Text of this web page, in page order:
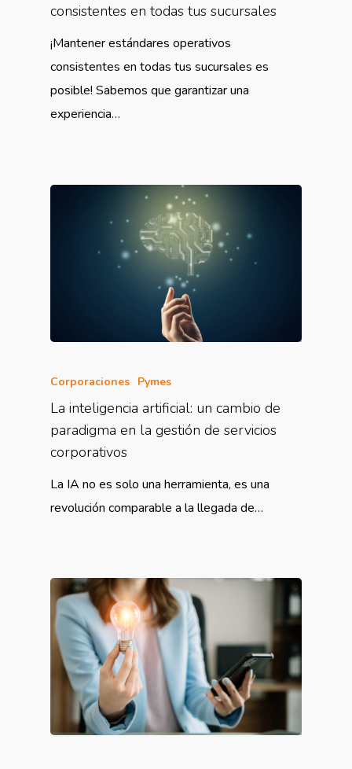
consistentes en todas tus sucursales
¡Mantener estándares operativos
consistentes en todas tus sucursales es
posible! Sabemos que garantizar una
experiencia…
Corporaciones Pymes
La inteligencia artificial: un cambio de
paradigma en la gestión de servicios
corporativos
La IA no es solo una herramienta, es una
revolución comparable a la llegada de…